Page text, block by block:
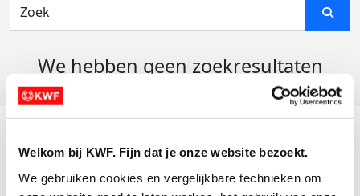
Welkom bij KWF. Fijn dat je onze website bezoekt.
We gebruiken cookies en vergelijkbare technieken om
We hebben geen zoekresultaten
Actiematerialen
Evenementen